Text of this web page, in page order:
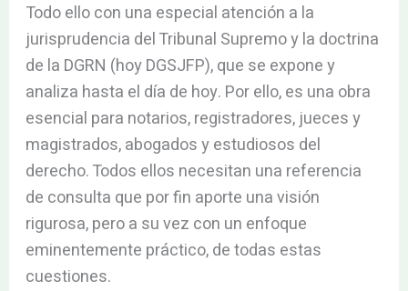
Todo ello con una especial atención a la
jurisprudencia del Tribunal Supremo y la doctrina
de la DGRN (hoy DGSJFP), que se expone y
analiza hasta el día de hoy. Por ello, es una obra
esencial para notarios, registradores, jueces y
magistrados, abogados y estudiosos del
derecho. Todos ellos necesitan una referencia
de consulta que por fin aporte una visión
rigurosa, pero a su vez con un enfoque
eminentemente práctico, de todas estas
cuestiones.